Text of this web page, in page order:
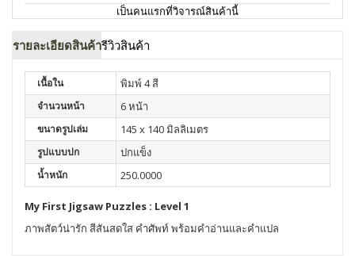
เป็นคนแรกที่วิจารณ์สินค้านี้
รายละเอียดสินค้ารีวิวสินค้า
เนื้อใน พิมพ์ 4 สี
จำนวนหน้า 6 หน้า
ขนาดรูปเล่ม 145 x 140 มิลลิเมตร
รูปแบบปก ปกแข็ง
น้ำหนัก 250.0000
My First Jigsaw Puzzles : Level 1
ภาพสัตว์น่ารัก สีสันสดใส คำศัพท์ พร้อมคำอ่านและคำแปล